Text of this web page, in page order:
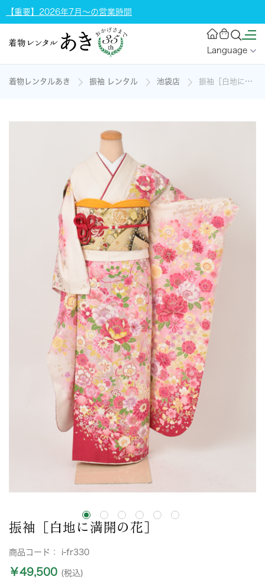
【重要】2026年7月～の営業時間
Language
着物レンタルあき 振袖 レンタル 池袋店 振袖［白地に満開の花］の着物レンタル
振袖［白地に満開の花］
商品コード： i-fr330
￥49,500 (税込)